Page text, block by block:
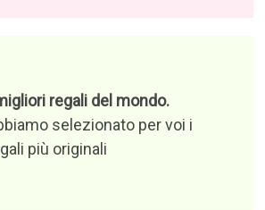
regali del mondo.
selezionato per voi i
più originali